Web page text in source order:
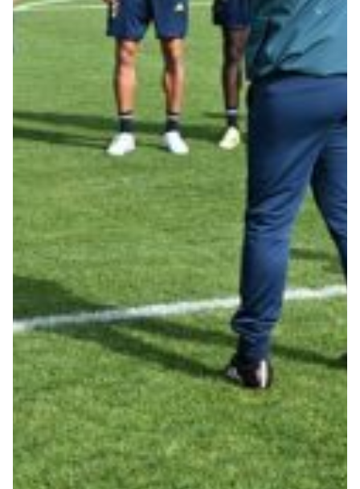
Robe di Kappa x Genoa
Vintage Collection
Red&Blue Voices
Kids
Party
Outlet
Caffè Boasi x Genoa
Helan x Genoa
Isolani x Genoa
Gift Card Online Store